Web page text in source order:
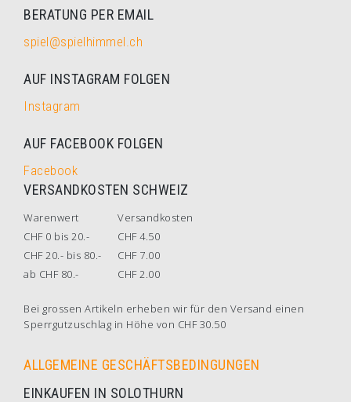
BERATUNG PER EMAIL
spiel@spielhimmel.ch
AUF INSTAGRAM FOLGEN
Instagram
AUF FACEBOOK FOLGEN
Facebook
VERSANDKOSTEN SCHWEIZ
Warenwert
Versandkosten
CHF 0 bis 20.-
CHF 4.50
CHF 20.- bis 80.-
CHF 7.00
ab CHF 80.-
CHF 2.00
Bei grossen Artikeln erheben wir für den Versand einen
Sperrgutzuschlag in Höhe von CHF 30.50
ALLGEMEINE GESCHÄFTSBEDINGUNGEN
EINKAUFEN IN SOLOTHURN